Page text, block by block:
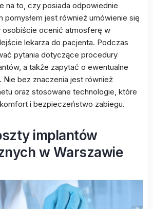
na to, czy posiada odpowiednie
pomysłem jest również umówienie się
osobiście ocenić atmosferę w
lekarza do pacjenta. Podczas
pytania dotyczące procedury
a także zapytać o ewentualne
Nie bez znaczenia jest również
oraz stosowane technologie, które
i bezpieczeństwo zabiegu.
implantów
w Warszawie